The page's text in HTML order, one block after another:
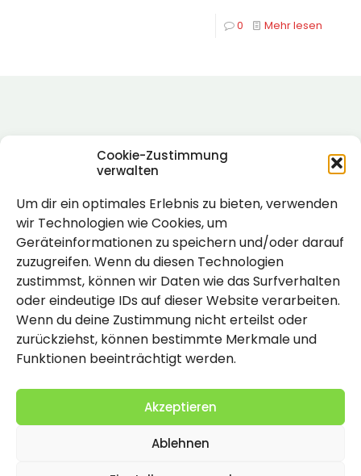
Cookie-Zustimmung
verwalten
Um dir ein optimales Erlebnis zu bieten, verwenden
wir Technologien wie Cookies, um
Geräteinformationen zu speichern und/oder darauf
zuzugreifen. Wenn du diesen Technologien
zustimmst, können wir Daten wie das Surfverhalten
oder eindeutige IDs auf dieser Website verarbeiten.
Wenn du deine Zustimmung nicht erteilst oder
zurückziehst, können bestimmte Merkmale und
Funktionen beeinträchtigt werden.
Akzeptieren
Ablehnen
0 Mehr lesen
Rechtlich
Impressum
Datenschutzerklärung
Cookie-Richtlinie (EU)